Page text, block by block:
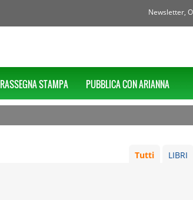
Newsletter,
RASSEGNA STAMPA PUBBLICA CON ARIANNA
LIBRI
Tutti